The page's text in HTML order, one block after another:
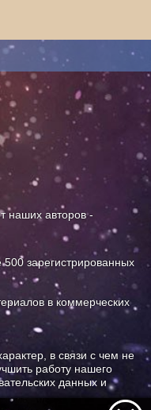
наших авторов -
зарегистрированных
в коммерческих
в связи с чем не
работу нашего
данных и